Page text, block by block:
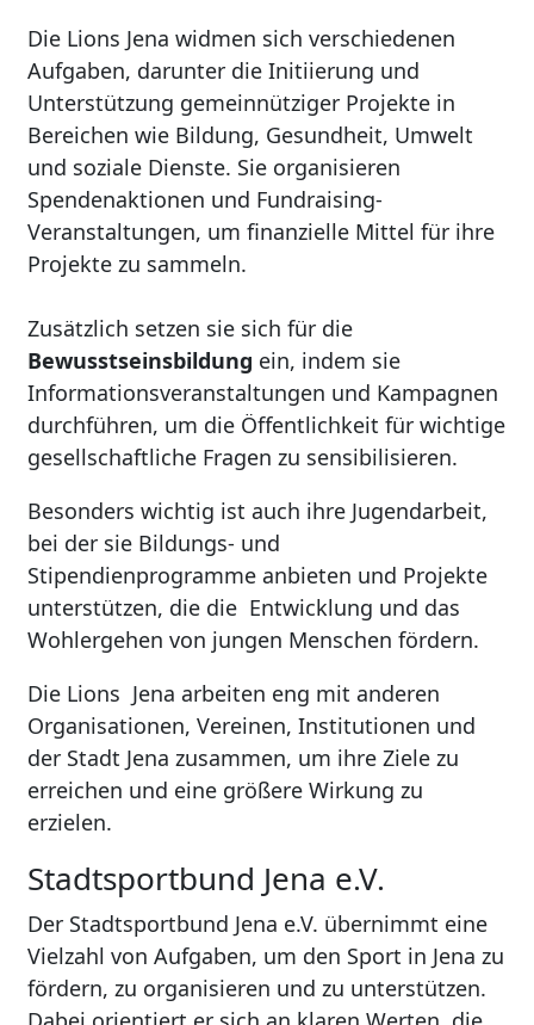
Die Lions Jena widmen sich verschiedenen
Aufgaben, darunter die Initiierung und
Unterstützung gemeinnütziger Projekte in
Bereichen wie Bildung, Gesundheit, Umwelt
und soziale Dienste. Sie organisieren
Spendenaktionen und Fundraising-
Veranstaltungen, um finanzielle Mittel für ihre
Projekte zu sammeln.
Zusätzlich setzen sie sich für die
Bewusstseinsbildung ein, indem sie
Informationsveranstaltungen und Kampagnen
durchführen, um die Öffentlichkeit für wichtige
gesellschaftliche Fragen zu sensibilisieren.
Besonders wichtig ist auch ihre Jugendarbeit,
bei der sie Bildungs- und
Stipendienprogramme anbieten und Projekte
unterstützen, die die Entwicklung und das
Wohlergehen von jungen Menschen fördern.
Die Lions Jena arbeiten eng mit anderen
Organisationen, Vereinen, Institutionen und
der Stadt Jena zusammen, um ihre Ziele zu
erreichen und eine größere Wirkung zu
erzielen.
Stadtsportbund Jena e.V.
Der Stadtsportbund Jena e.V. übernimmt eine
Vielzahl von Aufgaben, um den Sport in Jena zu
fördern, zu organisieren und zu unterstützen.